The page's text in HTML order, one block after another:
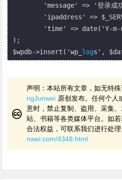
);
$wpdb->insert('wp_ log
声明：本站所有文章，如无特
ngJunwei 原创发布。任何个人
意时，禁止复制、盗用、采集
站、书籍等各类媒体平台。如
合法权益，可联系我们进行处
nwei.com/4348.html